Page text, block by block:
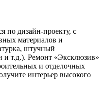
по дизайн-проекту, с
материалов и
штучный
и т.д.). Ремонт «Эксклюзив»
и отделочных
интерьер высокого